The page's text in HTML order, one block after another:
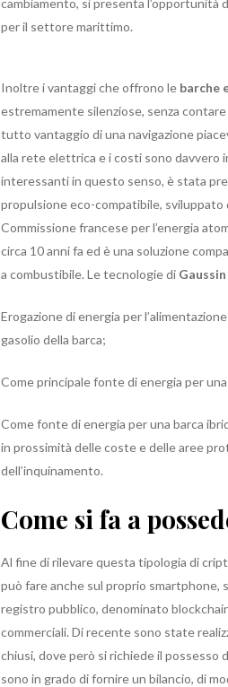
cambiamento, si presenta l’opportunità
per il settore marittimo.
Inoltre i vantaggi che offrono le barche
estremamente silenziose, senza
tutto vantaggio di una navigazione
alla rete elettrica e i costi sono davvero
interessanti in questo senso, è stata
propulsione eco-compatibile, sviluppato
Commissione francese per l’energia
circa 10 anni fa ed è una soluzione
a combustibile. Le tecnologie di Gaussin
Erogazione di energia per
gasolio della barca;
Come principale fonte di energia per
Come fonte di energia per una barca
in prossimità delle coste e delle aree
dell’inquinamento.
Come si fa a
Al fine di rilevare questa tipologia di
può fare anche sul proprio smartphone,
registro pubblico, denominato
commerciali. Di recente sono state
chiusi, dove però si richiede il
sono in grado di fornire un bilancio, di